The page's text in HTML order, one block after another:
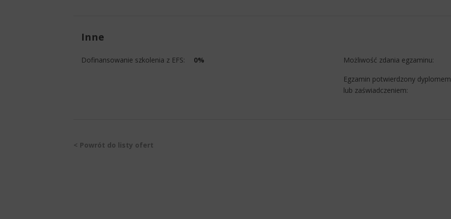
Inne
Dofinansowanie szkolenia z EFS: 0% Możliwość zdania egzaminu:
Egzamin potwierdzony dyplomem
lub zaświadczeniem:
< Powrót do listy ofert